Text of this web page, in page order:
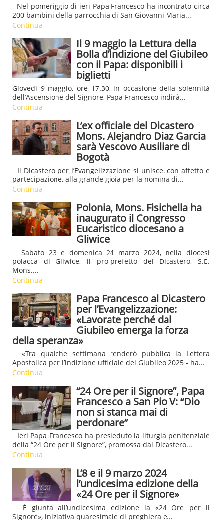
Nel pomeriggio di ieri Papa Francesco ha incontrato circa
200 bambini della parrocchia di San Giovanni Maria...
Continua
Il 9 maggio la Lettura della
Bolla d’Indizione del Giubileo
con il Papa: disponibili i
biglietti
Giovedì 9 maggio, ore 17.30, in occasione della solennità
dell’Ascensione del Signore, Papa Francesco indirà...
Continua
L’ex officiale del Dicastero
Mons. Alejandro Diaz Garcia
sarà Vescovo Ausiliare di
Bogotà
Il Dicastero per l’Evangelizzazione si unisce, con affetto e
partecipazione, alla grande gioia per la nomina di...
Continua
Polonia, Mons. Fisichella ha
inaugurato il Congresso
Eucaristico diocesano a
Gliwice
Sabato 23 e domenica 24 marzo 2024, nella diocesi
polacca di Gliwice, il pro-prefetto del Dicastero, S.E.
Mons....
Continua
Papa Francesco al Dicastero
per l’Evangelizzazione:
«Lavorate perché dal
Giubileo emerga la forza
della speranza»
«Tra qualche settimana renderò pubblica la Lettera
Apostolica per l’indizione ufficiale del Giubileo 2025 - ha...
Continua
“24 Ore per il Signore”, Papa
Francesco a San Pio V: “Dio
non si stanca mai di
perdonare”
Ieri Papa Francesco ha presieduto la liturgia penitenziale
della “24 Ore per il Signore”, promossa dal Dicastero...
Continua
L’8 e il 9 marzo 2024
l’undicesima edizione della
«24 Ore per il Signore»
È giunta all’undicesima edizione la «24 Ore per il
Signore», iniziativa quaresimale di preghiera e...